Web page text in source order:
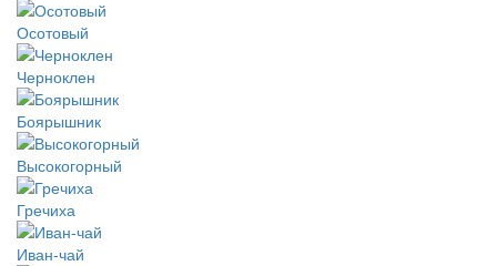
Осотовый
Черноклен
Боярышник
Высокогорный
Гречиха
Иван-чай